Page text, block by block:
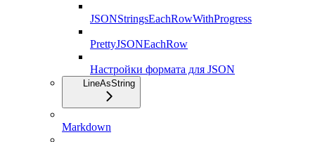
JSONStringsEachRowWithProgress
PrettyJSONEachRow
Настройки формата для JSON
LineAsString
Markdown